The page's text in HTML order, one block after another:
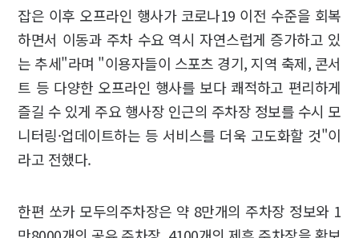
잡은 이후 오프라인 행사가 코로나19 이전 수준을 회복
하면서 이동과 주차 수요 역시 자연스럽게 증가하고 있
는 추세"라며 "이용자들이 스포츠 경기, 지역 축제, 콘서
트 등 다양한 오프라인 행사를 보다 쾌적하고 편리하게
즐길 수 있게 주요 행사장 인근의 주차장 정보를 수시 모
니터링·업데이트하는 등 서비스를 더욱 고도화할 것"이
라고 전했다.
한편 쏘카 모두의주차장은 약 8만개의 주차장 정보와 1